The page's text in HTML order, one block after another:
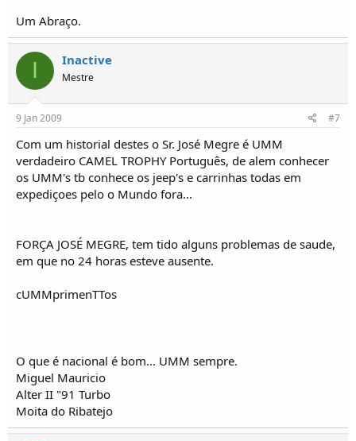
Um Abraço.
I Inactive
Mestre
9 Jan 2009 #7
Com um historial destes o Sr. José Megre é UMM
verdadeiro CAMEL TROPHY Português, de alem conhecer
os UMM's tb conhece os jeep's e carrinhas todas em
expediçoes pelo o Mundo fora...
FORÇA JOSÉ MEGRE, tem tido alguns problemas de saude,
em que no 24 horas esteve ausente.
cUMMprimenTTos
O que é nacional é bom... UMM sempre.
Miguel Mauricio
Alter II "91 Turbo
Moita do Ribatejo